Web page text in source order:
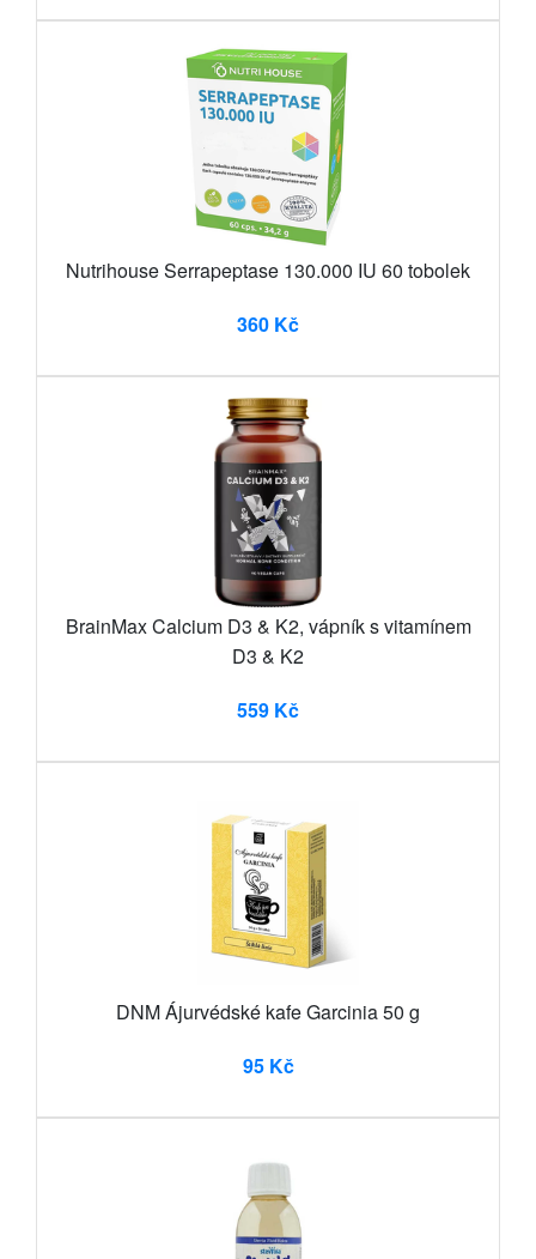
Nutrihouse Serrapeptase 130.000 IU 60 tobolek
360 Kč
BrainMax Calcium D3 & K2, vápník s vitamínem
D3 & K2
559 Kč
DNM Ájurvédské kafe Garcinia 50 g
95 Kč